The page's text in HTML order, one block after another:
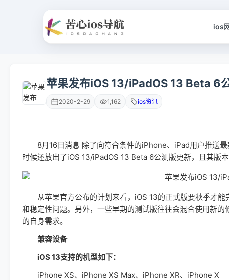
ios
苹果发布iOS 13/iPadOS 13 Beta 6
2020-2-29 1,162 ios资讯
8月16日消息 除了向符合条件的iPhone、iPad用户推送最
时候还放出了iOS 13/iPadOS 13 Beta 6公测版更新，且其版
从苹果官方公布的计划来看，iOS 13的正式版要秋季才能
和稳定性问题。另外，一些早期的测试版往往会混合使用新
的自身需求。
兼容设备
iOS 13支持的机型如下：
iPhone XS、iPhone XS Max、iPhone XR、iPhone X